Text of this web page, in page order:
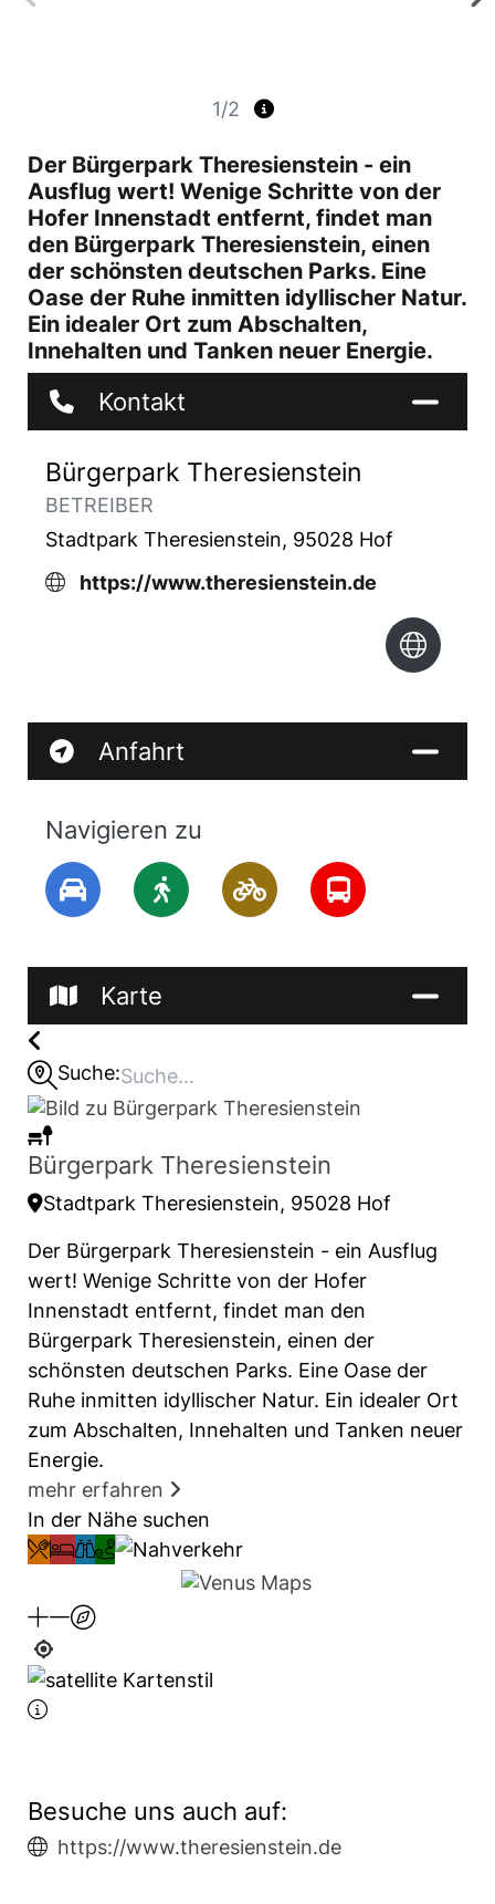
1/2
Der Bürgerpark Theresienstein - ein
Ausflug wert! Wenige Schritte von der
Hofer Innenstadt entfernt, findet man
den Bürgerpark Theresienstein, einen
der schönsten deutschen Parks. Eine
Oase der Ruhe inmitten idyllischer Natur.
Ein idealer Ort zum Abschalten,
Innehalten und Tanken neuer Energie.
Kontakt
Bürgerpark Theresienstein
BETREIBER
Stadtpark Theresienstein, 95028 Hof
https://www.theresienstein.de
Anfahrt
Navigieren zu
Karte
Suche:
Bürgerpark Theresienstein
Stadtpark Theresienstein, 95028 Hof
Der Bürgerpark Theresienstein - ein Ausflug
wert! Wenige Schritte von der Hofer
Innenstadt entfernt, findet man den
Bürgerpark Theresienstein, einen der
schönsten deutschen Parks. Eine Oase der
Ruhe inmitten idyllischer Natur. Ein idealer Ort
zum Abschalten, Innehalten und Tanken neuer
Energie.
mehr erfahren
In der Nähe suchen
Besuche uns auch auf:
https://www.theresienstein.de